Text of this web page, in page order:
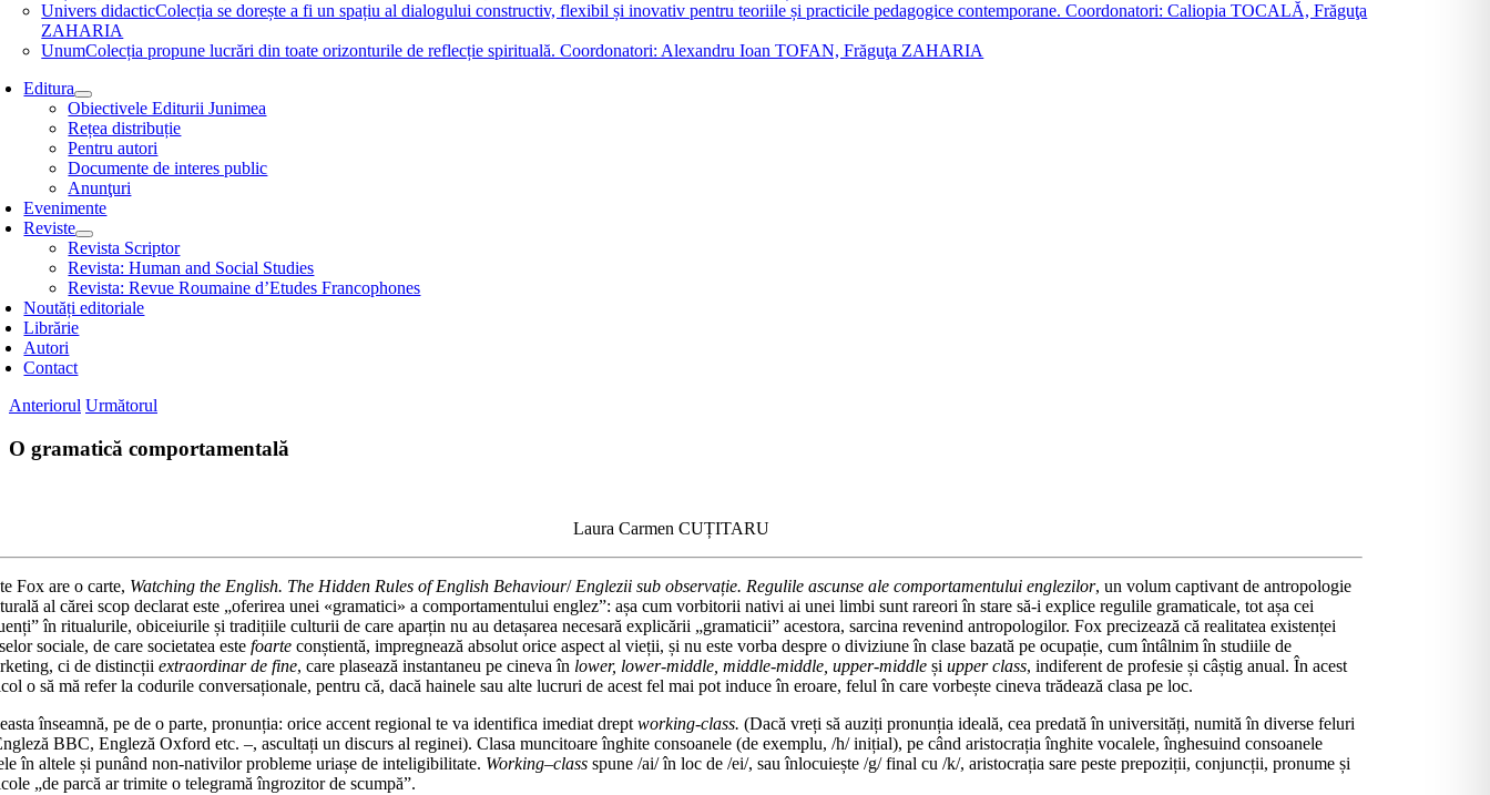
Univers didacticColecția se dorește a fi un spațiu al dialogului constructiv, flexibil și inovativ pentru teoriile și practicile pedagogice contemporane. Coordonatori: Caliopia TOCALĂ, Frăguţa
ZAHARIA
UnumColecția propune lucrări din toate orizonturile de reflecție spirituală. Coordonatori: Alexandru Ioan TOFAN, Frăguţa ZAHARIA
Editura
Obiectivele Editurii Junimea
Rețea distribuție
Pentru autori
Documente de interes public
Anunţuri
Evenimente
Reviste
Revista Scriptor
Revista: Human and Social Studies
Revista: Revue Roumaine d’Etudes Francophones
Noutăți editoriale
Librărie
Autori
Contact
Anteriorul Următorul
O gramatică comportamentală
Laura Carmen CUȚITARU
Fox are o carte, Watching the English. The Hidden Rules of English Behaviour/Englezii sub observație. Re­gu­lile ascunse ale comportamentului en­gle­zilor, un volum captivant de antro­po­logie
al cărei scop declarat este „oferirea unei «gramatici» a com­por­tamentului englez”: așa cum vor­bi­to­rii nativi ai unei limbi sunt rareori în stare să-i explice regulile gramaticale, tot așa cei
în ritualurile, obi­ce­iurile și tradițiile culturii de care apar­țin nu au detașarea necesară explicării „gramaticii” acestora, sarcina revenind antropologilor. Fox precizează că reali­ta­tea existenței
sociale, de care so­cietatea estefoarte conștientă, im­preg­nează absolut orice aspect al vieții, și nu este vorba despre o diviziune în clase bazată pe ocupație, cum întâlnim în studiile de
ci de distincțiiextraordinar de fine, care plasează in­stan­taneu pe cineva în lower, lower-middle, middle-middle, upper-middleșiupper class, indiferent de profesie și câș­tig anual. În acest
o să mă re­fer la codurile conversaționale, pentru că, dacă hainele sau alte lucruri de acest fel mai pot induce în eroare, felul în ca­re vorbește cineva trădează clasa pe loc.
înseamnă, pe de o parte, pro­nunția: orice accent regional te va iden­tifica imediat dreptworking-class. (Dacă vreți să auziți pronunția ideală, cea predată în universități, numită în diverse feluri
BBC, Engleză Oxford etc. –, ascultați un discurs al re­gi­nei). Clasa muncitoare înghite con­soa­nele (de exemplu, /h/ inițial), pe când aristocrația înghite vocalele, în­ghe­suind consoanele
în altele și pu­nând non-nativilor probleme uriașe de inteligibilitate. Working–class spune /ai/ în loc de /ei/, sau înlocuiește /g/ fi­nal cu /k/, aristocrația sare peste pre­po­zi­ții, conjuncții, pronume și
„de parcă ar trimite o telegramă îngro­zi­tor de scumpă”.